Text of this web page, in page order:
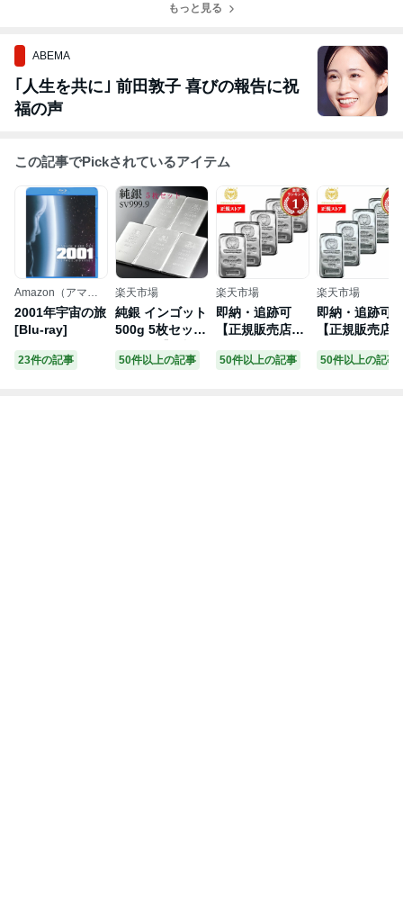
もっと見る
ABEMA
｢人生を共に｣ 前田敦子 喜びの報告に祝
福の声
この記事でPickされているアイテム
Amazon（アマゾ
ン）
2001年宇宙の旅
[Blu-ray]
23件の記事
楽天市場
純銀 インゴット
500g 5枚セット
SV999 【送料無
料】延べ板 延板
50件以上の記事
楽天市場
即納・追跡可
【正規販売店】
5オンス ポーラ
ンド ジャーマニ
50件以上の記事
楽天市場
即納・追跡可
【正規販売店
250グラム ポ
ランド ジャー
50件以上の記事